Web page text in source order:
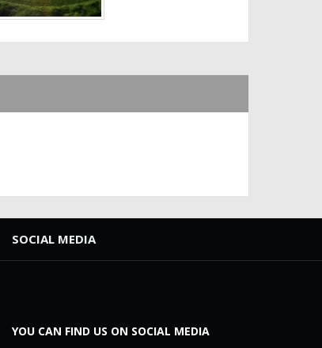
SOCIAL MEDIA
YOU CAN FIND US ON SOCIAL MEDIA